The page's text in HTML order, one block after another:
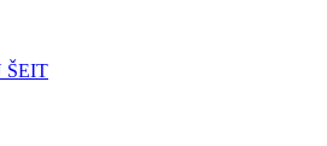
ŠEIT